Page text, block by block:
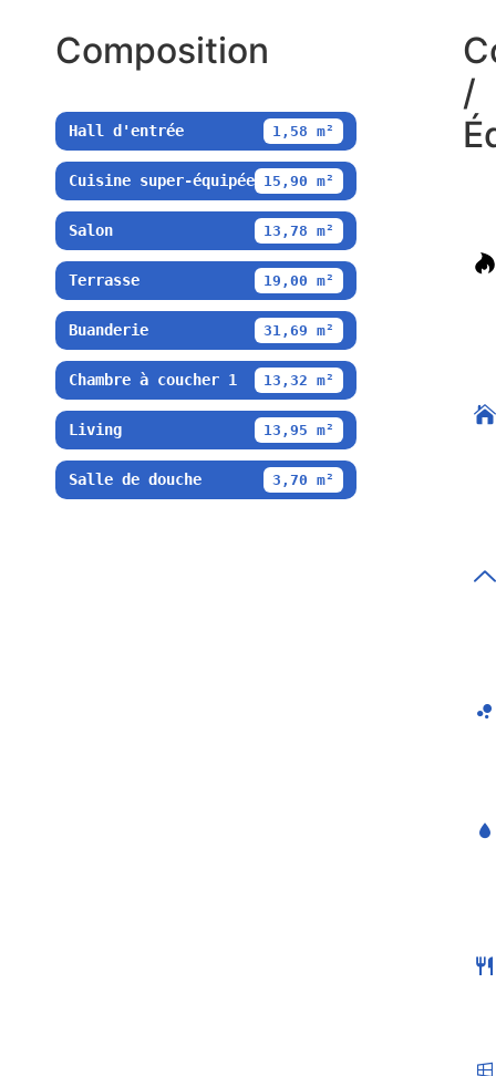
Composition
Hall d'entrée 1,58 m²
Cuisine super-équipée 15,90 m²
Salon 13,78 m²
Terrasse 19,00 m²
Buanderie 31,69 m²
Chambre à coucher 1 13,32 m²
Living 13,95 m²
Salle de douche 3,70 m²
/